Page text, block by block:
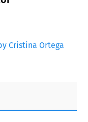
Cristina Ortega